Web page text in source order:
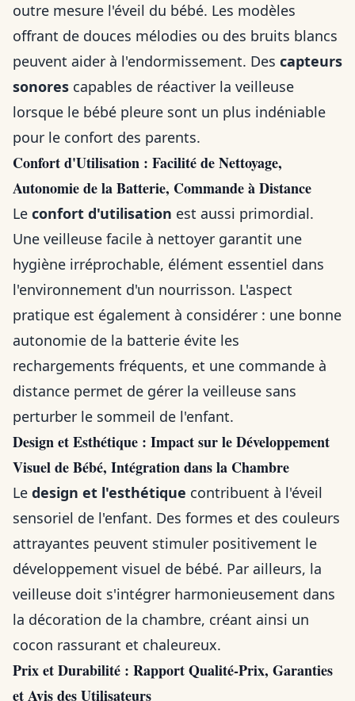
outre mesure l'éveil du bébé. Les modèles
offrant de douces mélodies ou des bruits blancs
peuvent aider à l'endormissement. Des capteurs
sonores capables de réactiver la veilleuse
lorsque le bébé pleure sont un plus indéniable
pour le confort des parents.
Confort d'Utilisation : Facilité de Nettoyage,
Autonomie de la Batterie, Commande à Distance
Le confort d'utilisation est aussi primordial.
Une veilleuse facile à nettoyer garantit une
hygiène irréprochable, élément essentiel dans
l'environnement d'un nourrisson. L'aspect
pratique est également à considérer : une bonne
autonomie de la batterie évite les
rechargements fréquents, et une commande à
distance permet de gérer la veilleuse sans
perturber le sommeil de l'enfant.
Design et Esthétique : Impact sur le Développement
Visuel de Bébé, Intégration dans la Chambre
Le design et l'esthétique contribuent à l'éveil
sensoriel de l'enfant. Des formes et des couleurs
attrayantes peuvent stimuler positivement le
développement visuel de bébé. Par ailleurs, la
veilleuse doit s'intégrer harmonieusement dans
la décoration de la chambre, créant ainsi un
cocon rassurant et chaleureux.
Prix et Durabilité : Rapport Qualité-Prix, Garanties
et Avis des Utilisateurs